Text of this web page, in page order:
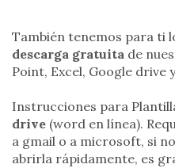
También tenemos para ti
descarga gratuita de
Point, Excel, Google drive
Instrucciones para
drive (word en línea).
a gmail o a microsoft, si
abrirla rápidamente, es